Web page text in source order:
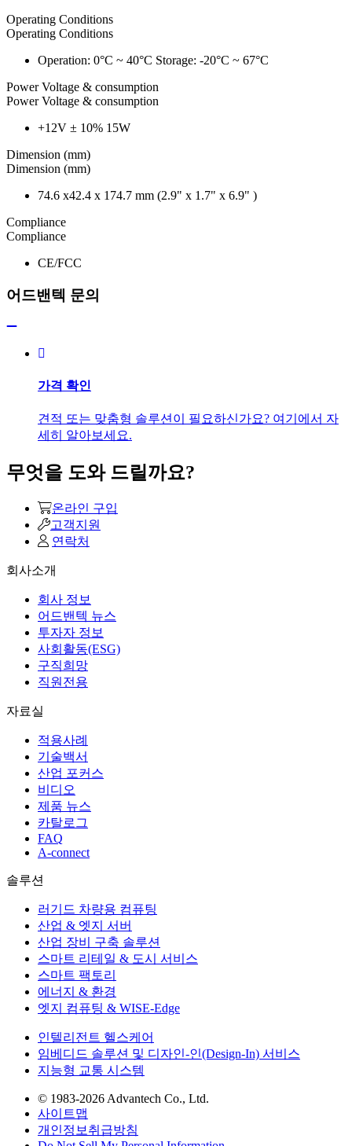
Operating Conditions
Operating Conditions
Operation: 0°C ~ 40°C Storage: -20°C ~ 67°C
Power Voltage & consumption
Power Voltage & consumption
+12V ± 10% 15W
Dimension (mm)
Dimension (mm)
74.6 x42.4 x 174.7 mm (2.9" x 1.7" x 6.9" )
Compliance
Compliance
CE/FCC
어드밴텍 문의
가격 확인
견적 또는 맞춤형 솔루션이 필요하신가요? 여기에서 자
세히 알아보세요.
무엇을 도와 드릴까요?
온라인 구입
고객지원
연락처
회사소개
회사 정보
어드밴텍 뉴스
투자자 정보
사회활동(ESG)
구직희망
직원전용
자료실
적용사례
기술백서
산업 포커스
비디오
제품 뉴스
카탈로그
FAQ
A-connect
솔루션
러기드 차량용 컴퓨팅
산업 & 엣지 서버
산업 장비 구축 솔루션
스마트 리테일 & 도시 서비스
스마트 팩토리
에너지 & 환경
엣지 컴퓨팅 & WISE-Edge
인텔리전트 헬스케어
임베디드 솔루션 및 디자인-인(Design-In) 서비스
지능형 교통 시스템
© 1983-2026 Advantech Co., Ltd.
사이트맵
개인정보취급방침